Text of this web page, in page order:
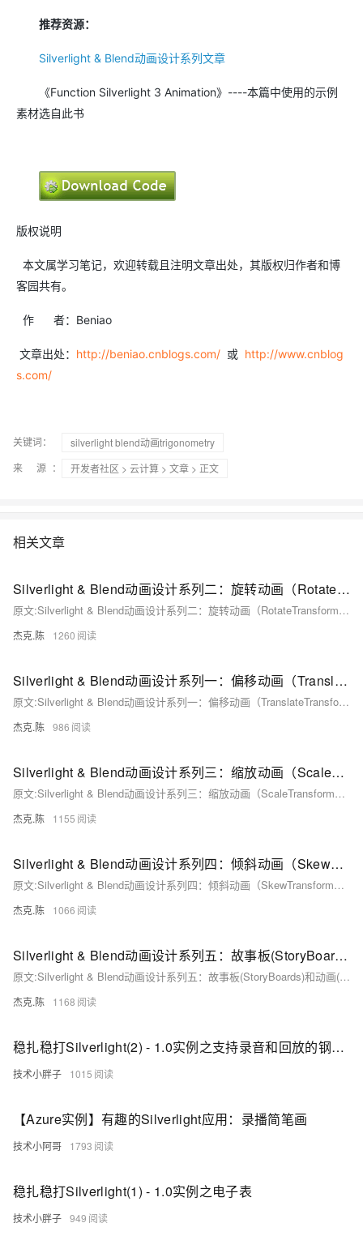
推荐资源：
Silverlight & Blend动画设计系列文章
《Function Silverlight 3 Animation》----本篇中使用的示例
素材选自此书
版权说明
本文属学习笔记，欢迎转载且注明文章出处，其版权归作者和博
客园共有。
作 者：Beniao
文章出处： http://beniao.cnblogs.com/ 或 http://www.cnblog
s.com/
关键词：
silverlight blend动画trigonometry
来 源：
开发者社区 > 云计算 > 文章 > 正文
相关文章
Silverlight & Blend动画设计系列二：旋转动画（RotateTransform）
原文:Silverlight & Blend动画设计系列二：旋转动画（RotateTransform） Silverlight的基础动画包括偏移、旋转、缩放、倾斜和翻转动画，这些基础动画毫无疑问是在Silverlight中使用得最多的动画效果，其使用也是非常简单的。
杰克.陈 1260
Silverlight & Blend动画设计系列一：偏移动画（TranslateTransform）
原文:Silverlight & Blend动画设计系列一：偏移动画（TranslateTransform） 用户界面组件、图像元素和多媒体功能可以让我们的界面生动活泼，除此之外，Silverlight还具备动画功能，它可以让应用程序“动起来”。
杰克.陈 986
Silverlight & Blend动画设计系列三：缩放动画（ScaleTransform）
原文:Silverlight & Blend动画设计系列三：缩放动画（ScaleTransform） 在Silverlight的动画框架中，ScaleTransform类提供了在二维空间中的坐标内进行缩放操作，通过ScaleTransform可以在水平或垂直方向的缩放和拉伸对象，以实现一个简单的缩放动画效果，故此我将其称为缩放动画（ScaleTransform）。
杰克.陈 1155
Silverlight & Blend动画设计系列四：倾斜动画（SkewTransform）
原文:Silverlight & Blend动画设计系列四：倾斜动画（SkewTransform） Silverlight中的倾斜变化动画（SkewTransform）能够实现对象元素的水平、垂直方向的倾斜变化动画效果。
杰克.陈 1066
Silverlight & Blend动画设计系列五：故事板(StoryBoards)和动画(Animations)
原文:Silverlight & Blend动画设计系列五：故事板(StoryBoards)和动画(Animations) 正如你所看到的，Blend是一个非常强大的节约时间的设计工具，在Blend下能够设计出很多满意的动画作品，或许他具体是怎么实现的，通过什么方式实现的我们还是一无所知。
杰克.陈 1168
稳扎稳打Silverlight(2) - 1.0实例之支持录音和回放的钢琴(Silverlight+ASP.NET AJAX+DLINQ)
技术小胖子 1015
【Azure实例】有趣的Silverlight应用：录播简笔画
技术小阿哥 1793
稳扎稳打Silverlight(1) - 1.0实例之电子表
技术小胖子 949